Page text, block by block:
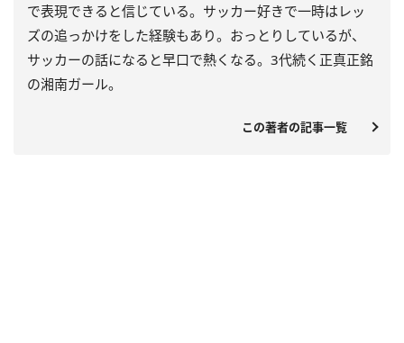
で表現できると信じている。サッカー好きで一時はレッ
ズの追っかけをした経験もあり。おっとりしているが、
サッカーの話になると早口で熱くなる。3代続く正真正銘
の湘南ガール。
この著者の記事一覧